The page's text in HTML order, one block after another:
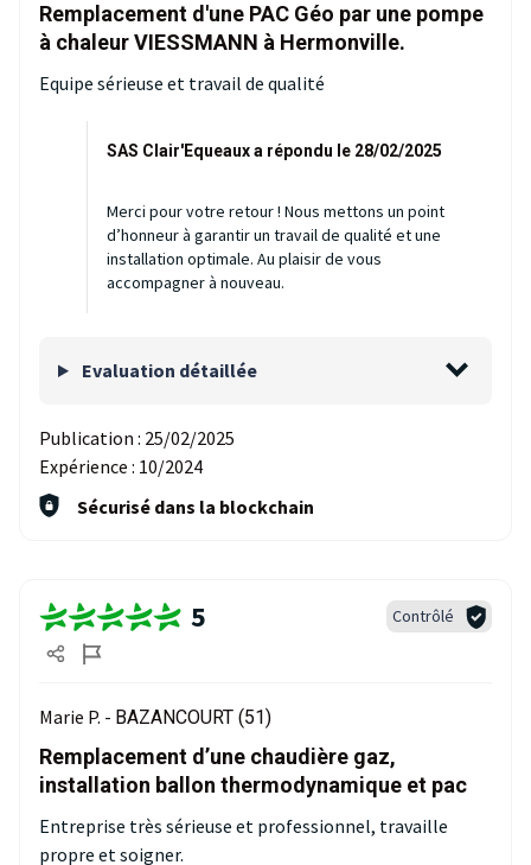
Remplacement d'une PAC Géo par une pompe
à chaleur VIESSMANN à Hermonville.
Equipe sérieuse et travail de qualité
SAS Clair'Equeaux a répondu le 28/02/2025
Merci pour votre retour ! Nous mettons un point
d’honneur à garantir un travail de qualité et une
installation optimale. Au plaisir de vous
accompagner à nouveau.
Evaluation détaillée
Publication : 25/02/2025
Expérience : 10/2024
Sécurisé dans la blockchain
5 Contrôlé
Marie P. - BAZANCOURT (51)
Remplacement d’une chaudière gaz,
installation ballon thermodynamique et pac
Entreprise très sérieuse et professionnel, travaille
propre et soigner.